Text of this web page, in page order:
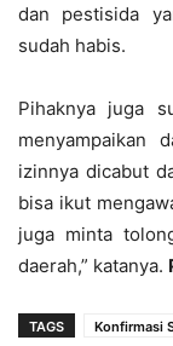
dan pestisida
sudah habis.
Pihaknya juga
menyampaikan
izinnya dicabut
bisa ikut
juga minta
daerah,” katanya.
TAGS Konfirmasi